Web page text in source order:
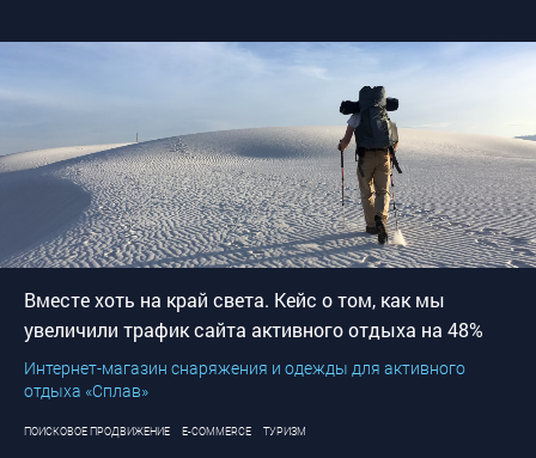
Вместе хоть на край света. Кейс о том, как мы
увеличили трафик сайта активного отдыха на 48%
Интернет-магазин снаряжения и одежды для активного
отдыха «Сплав»
ПОИСКОВОЕ ПРОДВИЖЕНИЕ E-COMMERCE ТУРИЗМ